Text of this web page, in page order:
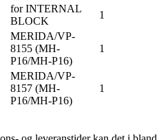
for INTERNAL
BLOCK
1
MERIDA/VP-
8155 (MH-
P16/MH-P16)
1
MERIDA/VP-
8157 (MH-
P16/MH-P16)
1